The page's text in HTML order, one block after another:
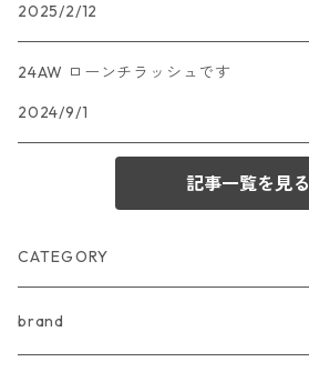
2025/2/12
24AW ローンチラッシュです
2024/9/1
記事一覧を見る
CATEGORY
brand